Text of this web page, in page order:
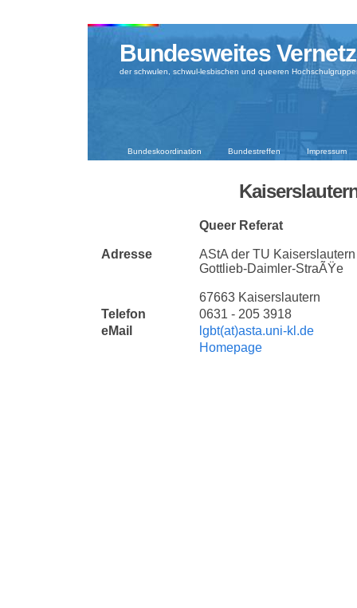
Bundesweites
der schwulen, schwul-lesbischen und queeren
Bundeskoordination Bundestreffen Impressum
Adresse
Queer Referat
AStA der TU
Gottlieb-Daimler-StraÃŸe
67663 Kaiserslautern
Telefon
0631 - 205 3918
eMail
lgbt(at)asta.uni-kl.de
Homepage